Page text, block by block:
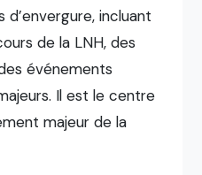
incluant
de la LNH, des
événements
Il est le centre
majeur de la